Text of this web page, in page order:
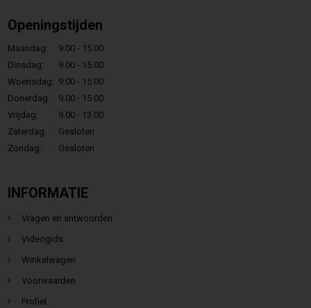
Openingstijden
Maandag:
9.00 - 15.00
Dinsdag:
9.00 - 15.00
Woensdag: 9.00 - 15.00
Donerdag:
9.00 - 15.00
Vrijdag:
9.00 - 13.00
Zaterdag:
Gesloten
Zondag.:
Gesloten
INFORMATIE
Vragen en antwoorden
Videogids
Winkelwagen
Voorwaarden
Profiel